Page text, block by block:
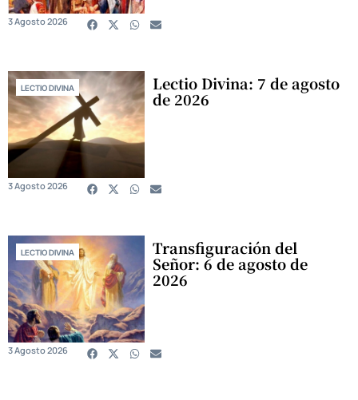
3 Agosto 2026
LECTIO DIVINA Lectio Divina: 7 de agosto
de 2026
3 Agosto 2026
LECTIO DIVINA Transfiguración del
Señor: 6 de agosto de
2026
3 Agosto 2026